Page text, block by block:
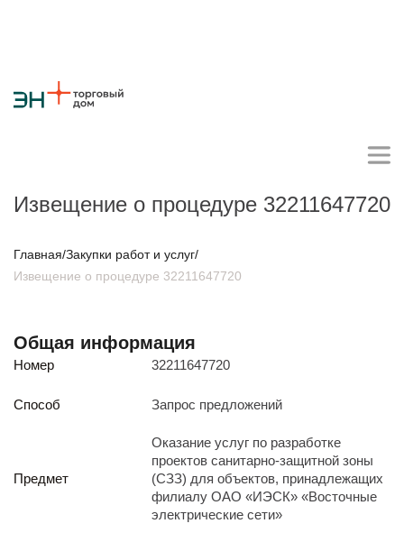
Стратегия
Карьера
Противодействие коррупции
Закупки товаров
Реализация непрофильных активов
Извещение о процедуре 32211647720
Главная/Закупки работ и услуг/
Извещение о процедуре 32211647720
Общая информация
Номер 32211647720
Способ Запрос предложений
Предмет
Оказание услуг по разработке
проектов санитарно-защитной зоны
(СЗЗ) для объектов, принадлежащих
филиалу ОАО «ИЭСК» «Восточные
электрические сети»